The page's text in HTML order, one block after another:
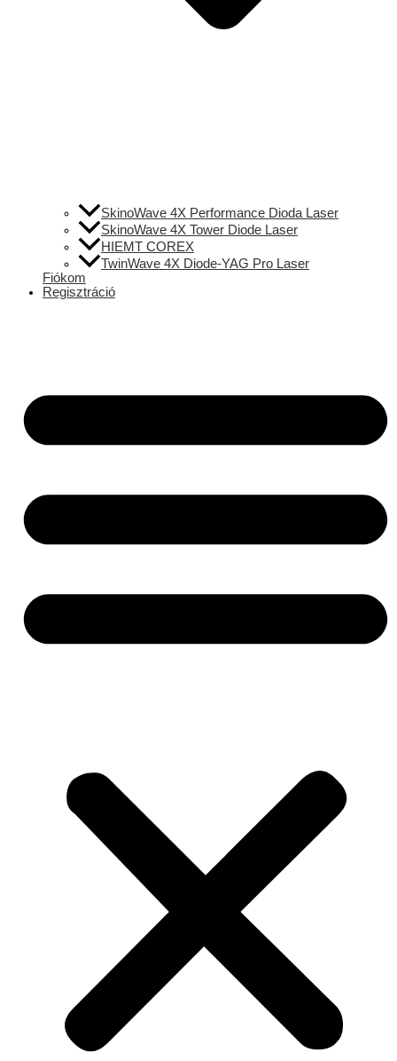
SkinoWave 4X Performance Dioda Laser
SkinoWave 4X Tower Diode Laser
HIEMT COREX
TwinWave 4X Diode-YAG Pro Laser
Fiókom
Regisztráció